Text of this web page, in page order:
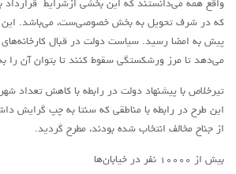
تاریخی
تحلیل
حاکمیت
اصلاح طلبان
واقع همه می‌دانستند که این بخشی ازشرایط قرارداد
که در شرف تحویل به بخش خصوصی‌ست، می‌باشد. این
پیش به امضا رسید. سیاست دولت در قبال
می‌دهد تا مرز ورشکستگی سقوط کنند تا بتوان آن را
تیرخلاص با پیشنهاد دولت در رابطه با کاهش تعداد
این طرح در رابطه با مناطقی که سنتا به چپ گرایش
از جناح مخالف انتخاب شده بودند، مطرح گردید.
بیش از ۱۰۰۰۰ نفر در خیابان‌ها